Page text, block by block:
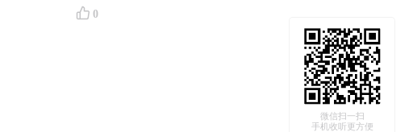
后转战铁人三
界杯冠军，4次
0
微信扫一扫
手机收听更方便